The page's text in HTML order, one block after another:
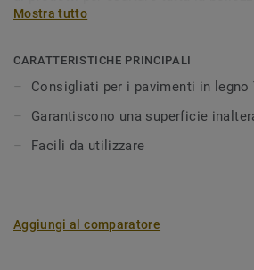
mantenendola inalterata nel tempo.
Mostra tutto
CARATTERISTICHE PRINCIPALI
Consigliati per i pavimenti in legno
Garantiscono una superficie
Facili da utilizzare
Aggiungi al comparatore